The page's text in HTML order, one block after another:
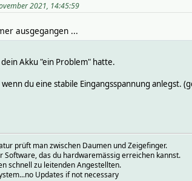
2021, 14:45:59
ausgegangen ...
Akku "ein Problem" hatte.
du eine stabile Eingangsspannung anlegst.
prüft man zwischen Daumen und Zeigefinger.
Software, das du hardwaremässig erreichen kannst.
schnell zu leitenden Angestellten.
Updates if not necessary